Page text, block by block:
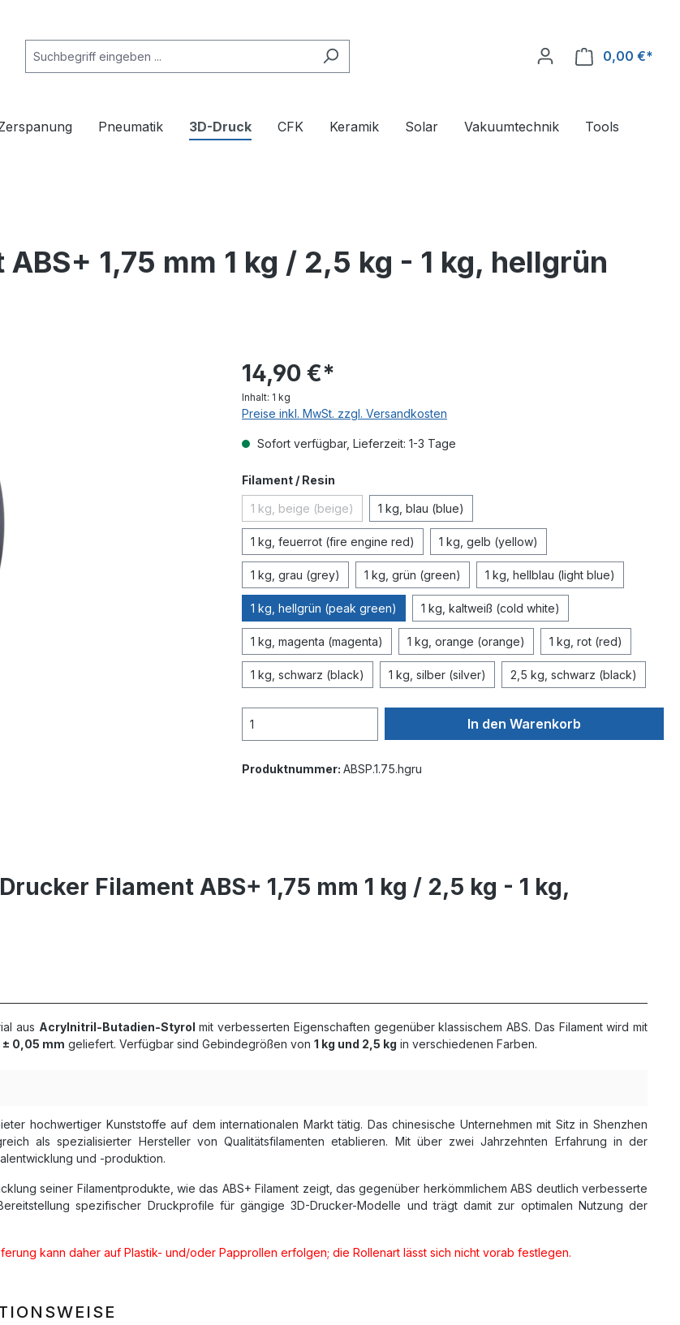
0,00 €*
Pneumatik 3D-Druck CFK Keramik Solar Vakuumtechnik Tools
1,75 mm 1 kg / 2,5 kg - 1 kg, hellgrün
14,90 €*
Inhalt: 1 kg
Preise inkl. MwSt. zzgl. Versandkosten
Sofort verfügbar, Lieferzeit: 1-3 Tage
Filament / Resin
1 kg, beige (beige)(Diese Option ist zurzeit nicht verfügbar.)
1 kg, blau (blue)
1 kg, feuerrot (fire engine red) 1 kg, gelb (yellow)
1 kg, grau (grey) 1 kg, grün (green) 1 kg, hellblau (light blue)
1 kg, hellgrün (peak green) 1 kg, kaltweiß (cold white)
1 kg, magenta (magenta) 1 kg, orange (orange) 1 kg, rot (red)
1 kg, schwarz (black) 1 kg, silber (silver) 2,5 kg, schwarz (black)
In den Warenkorb
Produktnummer: ABSP.1.75.hgru
Filament ABS+ 1,75 mm 1 kg / 2,5 kg - 1 kg,
aus Acrylnitril-Butadien-Styrol mit verbesserten Eigenschaften gegenüber klassischem ABS. Das Filament wird mit
± 0,05 mm geliefert. Verfügbar sind Gebindegrößen von 1 kg und 2,5 kg in verschiedenen Farben.
hochwertiger Kunststoffe auf dem internationalen Markt tätig. Das chinesische Unternehmen mit Sitz in Shenzhen
als spezialisierter Hersteller von Qualitätsfilamenten etablieren. Mit über zwei Jahrzehnten Erfahrung in der
und -produktion.
seiner Filamentprodukte, wie das ABS+ Filament zeigt, das gegenüber herkömmlichem ABS deutlich verbesserte
spezifischer Druckprofile für gängige 3D-Drucker-Modelle und trägt damit zur optimalen Nutzung der
kann daher auf Plastik- und/oder Papprollen erfolgen; die Rollenart lässt sich nicht vorab festlegen.